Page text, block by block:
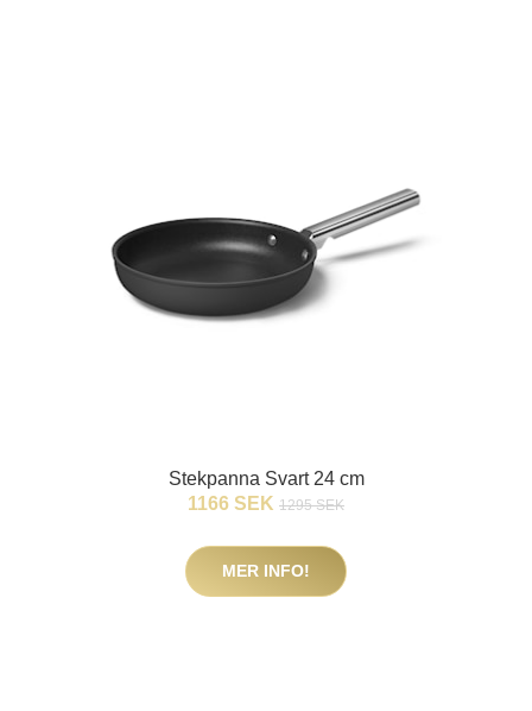
Stekpanna Svart 24 cm
1166 SEK 1295 SEK
MER INFO!